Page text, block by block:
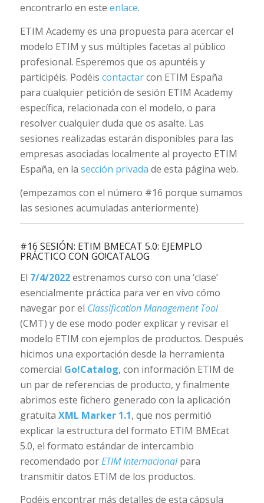
encontrarlo en este enlace.
ETIM Academy es una propuesta para acercar el
modelo ETIM y sus múltiples facetas al público
profesional. Esperemos que os apuntéis y
participéis. Podéis contactarcon ETIM España
para cualquier petición de sesión ETIM Academy
específica, relacionada con el modelo, o para
resolver cualquier duda que os asalte. Las
sesiones realizadas estarán disponibles para las
empresas asociadas localmente al proyecto ETIM
España, en la sección privada de esta página web.
(empezamos con el número #16 porque sumamos
las sesiones acumuladas anteriormente)
#16 SESIÓN: ETIM BMECAT 5.0: EJEMPLO
PRÁCTICO CON GO!CATALOG
El 7/4/2022estrenamos curso con una ‘clase’
esencialmente práctica para ver en vivo cómo
navegar por el Classification Management Tool
(CMT) y de ese modo poder explicar y revisar el
modelo ETIM con ejemplos de productos. Después
hicimos una exportación desde la herramienta
comercial Go!Catalog, con información ETIM de
un par de referencias de producto, y finalmente
abrimos este fichero generado con la aplicación
gratuita XML Marker 1.1, que nos permitió
explicar la estructura del formato ETIM BMEcat
5.0, el formato estándar de intercambio
recomendado porETIM Internacionalpara
transmitir datos ETIM de los productos.
Podéis encontrar más detalles de esta cápsula